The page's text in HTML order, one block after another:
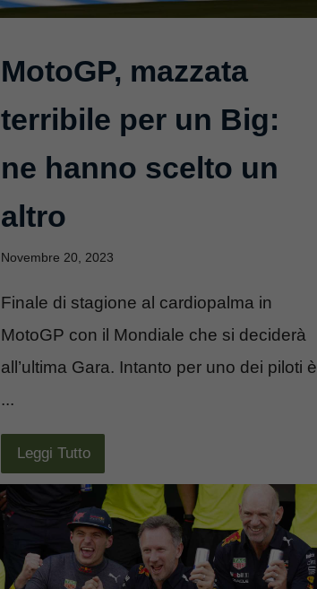
MotoGP, mazzata
terribile per un Big:
ne hanno scelto un
altro
Novembre 20, 2023
Finale di stagione al cardiopalma in
MotoGP con il Mondiale che si deciderà
all’ultima Gara. Intanto per uno dei piloti è
...
Leggi Tutto